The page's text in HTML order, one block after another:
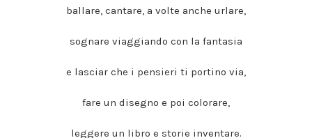
ballare, cantare, a volte anche urlare,
sognare viaggiando con la fantasia
e lasciar che i pensieri ti portino via,
fare un disegno e poi colorare,
leggere un libro e storie inventare.